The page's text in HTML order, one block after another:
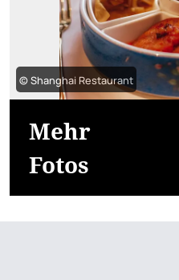
© Shanghai Restaurant
Mehr
Fotos